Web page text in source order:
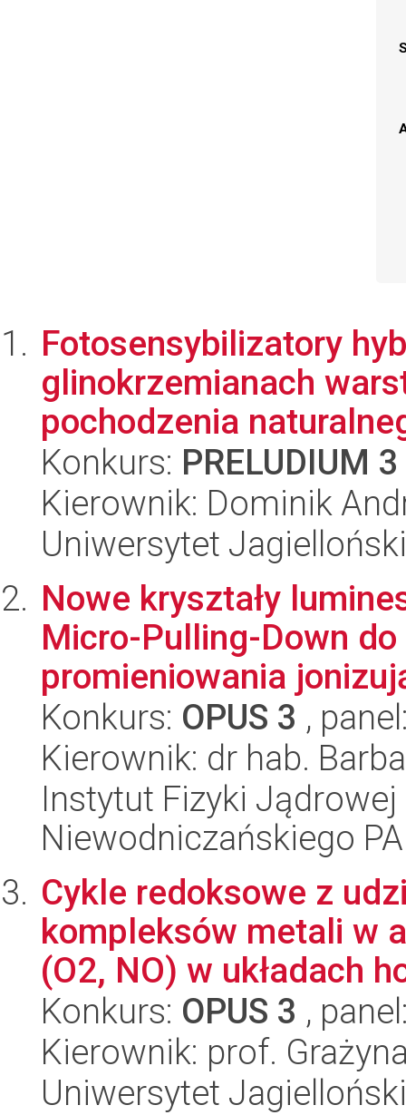
Fotosensybilizatory
glinokrzemianach
pochodzenia
Konkurs: PRELUDIUM 3
Kierownik: Dominik
Uniwersytet
Nowe kryształy
Micro-Pulling-Down
promieniowania
Konkurs: OPUS 3 ,
Kierownik: dr hab.
Instytut Fizyki
Niewodniczańskiego
Cykle redoksowe z
kompleksów metali w
(O2, NO) w układach
Konkurs: OPUS 3 ,
Kierownik: prof.
Uniwersytet